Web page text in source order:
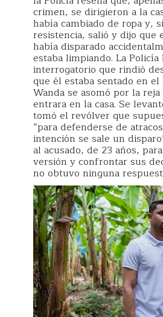
crimen, se dirigieron a la
había cambiado de ropa y,
resistencia, salió y dijo que
había disparado
estaba limpiando. La
interrogatorio que rindió
que él estaba sentado en el
Wanda se asomó por la
entrara en la casa. Se
tomó el revólver que
“para defenderse de
intención se sale un
al acusado, de 23 años,
versión y confrontar sus
no obtuvo ninguna